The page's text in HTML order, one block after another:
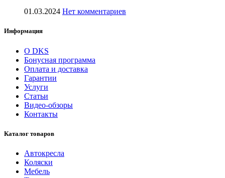
01.03.2024 Нет комментариев
Информация
О DKS
Бонусная программа
Оплата и доставка
Гарантии
Услуги
Статьи
Видео-обзоры
Контакты
Каталог товаров
Автокресла
Коляски
Мебель